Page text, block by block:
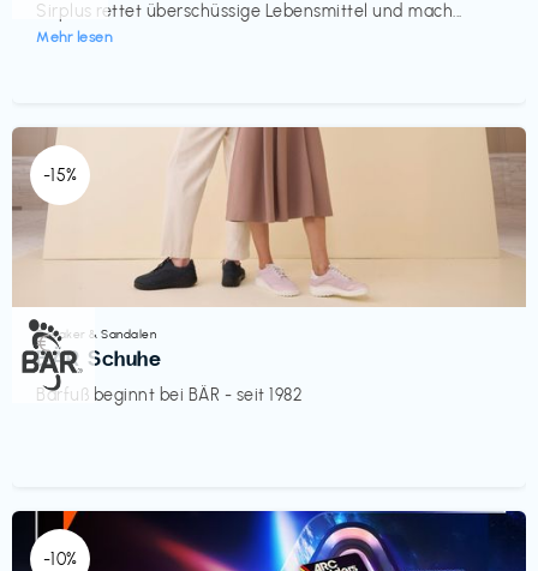
Sirplus rettet überschüssige Lebensmittel und mach...
Mehr lesen
-15%
Sneaker & Sandalen
BÄR Schuhe
Barfuß beginnt bei BÄR - seit 1982
€‎
-10%